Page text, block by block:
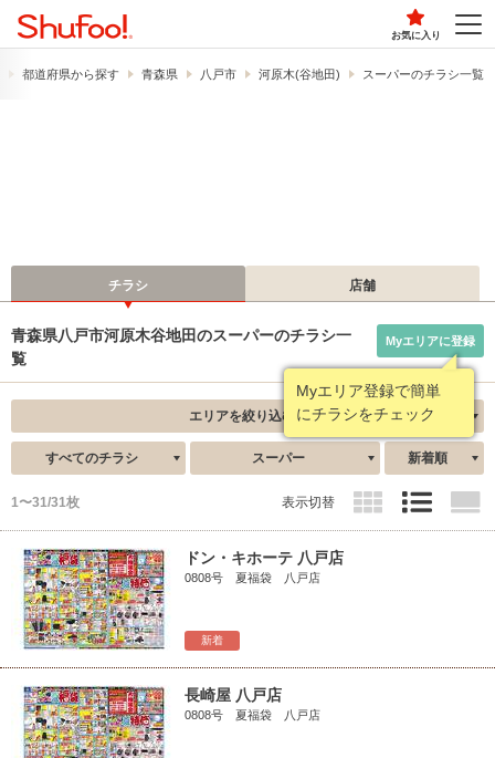
お気に入り
都道府県から探す 青森県 八戸市 河原木(谷地田) スーパーのチラシ一覧
チラシ 店舗
青森県八戸市河原木谷地田のスーパーのチラシ一
覧
Myエリア登録で簡単
にチラシをチェック
Myエリアに登録
エリアを絞り込む
すべてのチラシ スーパー 新着順
1〜31/31枚 表示切替
新着
ドン・キホーテ 八戸店
0808号 夏福袋 八戸店
長崎屋 八戸店
0808号 夏福袋 八戸店